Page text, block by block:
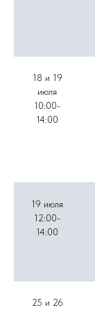
18 и 19
июля
10:00-
14:00
19 июля
12:00-
14:00
25 и 26